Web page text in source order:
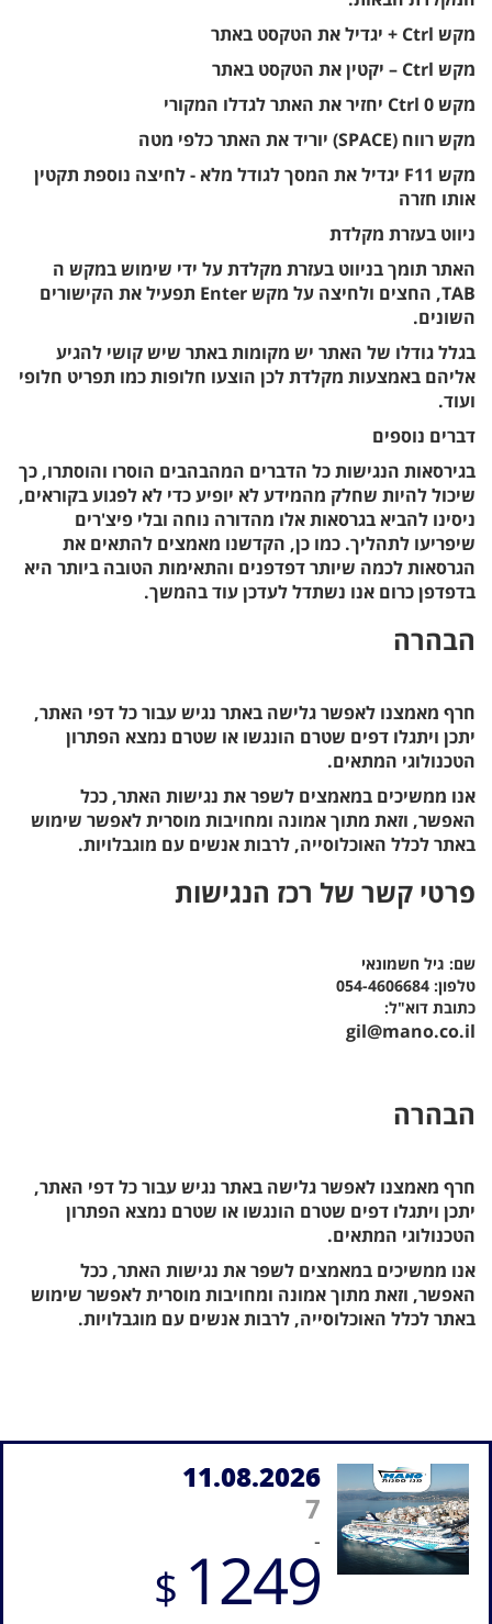
מקש Ctrl + יגדיל את הטקסט באתר
מקש Ctrl – יקטין את הטקסט באתר
מקש Ctrl 0 יחזיר את האתר לגדלו המקורי
מקש רווח (SPACE) יוריד את האתר כלפי מטה
מקש F11 יגדיל את המסך לגודל מלא - לחיצה נוספת תקטין
אותו חזרה
ניווט בעזרת מקלדת
האתר תומך בניווט בעזרת מקלדת על ידי שימוש במקש ה
TAB, החצים ולחיצה על מקש Enter תפעיל את הקישורים
השונים.
בגלל גודלו של האתר יש מקומות באתר שיש קושי להגיע
אליהם באמצעות מקלדת לכן הוצעו חלופות כמו תפריט חלופי
ועוד.
דברים נוספים
בגירסאות הנגישות כל הדברים המהבהבים הוסרו והוסתרו, כך
שיכול להיות שחלק מהמידע לא יופיע כדי לא לפגוע בקוראים,
ניסינו להביא בגרסאות אלו מהדורה נוחה ובלי פיצ'רים
שיפריעו לתהליך. כמו כן, הקדשנו מאמצים להתאים את
הגרסאות לכמה שיותר דפדפנים והתאימות הטובה ביותר היא
בדפדפן כרום אנו נשתדל לעדכן עוד בהמשך.
הבהרה
חרף מאמצנו לאפשר גלישה באתר נגיש עבור כל דפי האתר,
יתכן ויתגלו דפים שטרם הונגשו או שטרם נמצא הפתרון
הטכנולוגי המתאים.
אנו ממשיכים במאמצים לשפר את נגישות האתר, ככל
האפשר, וזאת מתוך אמונה ומחויבות מוסרית לאפשר שימוש
באתר לכלל האוכלוסייה, לרבות אנשים עם מוגבלויות.
פרטי קשר של רכז הנגישות
שם: גיל חשמונאי
טלפון: 054-4606684
כתובת דוא"ל:
gil@mano.co.il
הבהרה
חרף מאמצנו לאפשר גלישה באתר נגיש עבור כל דפי האתר,
יתכן ויתגלו דפים שטרם הונגשו או שטרם נמצא הפתרון
הטכנולוגי המתאים.
אנו ממשיכים במאמצים לשפר את נגישות האתר, ככל
האפשר, וזאת מתוך אמונה ומחויבות מוסרית לאפשר שימוש
באתר לכלל האוכלוסייה, לרבות אנשים עם מוגבלויות.
11.08.2026
7
-
$ 1249